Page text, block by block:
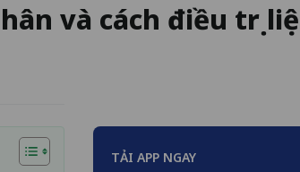
và cách điều trị
TẢI APP NGAY